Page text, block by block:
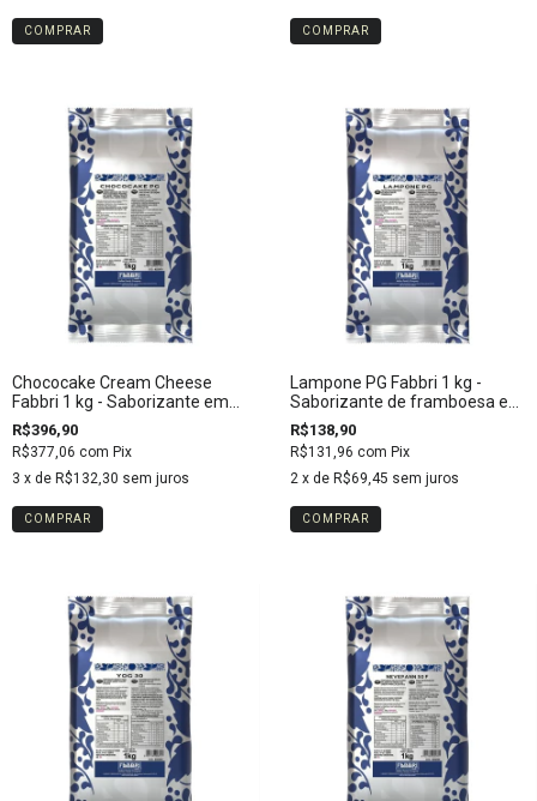
Chococake Cream Cheese
Fabbri 1 kg - Saborizante em
Pó
R$396,90
R$377,06 com Pix
3 x de R$132,30 sem juros
Lampone PG Fabbri 1 kg -
Saborizante de framboesa em
pó
R$138,90
R$131,96 com Pix
2 x de R$69,45 sem juros